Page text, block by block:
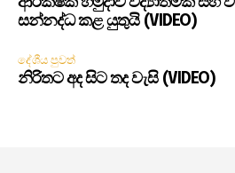
සන්නද්ධ කළ යුතුයි (VIDEO)
දේශීය පුවත්
නිරිතට අද සිට තද වැසි (VIDEO)